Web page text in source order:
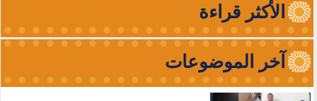
الأكثر قراءة
آخر الموضوعات